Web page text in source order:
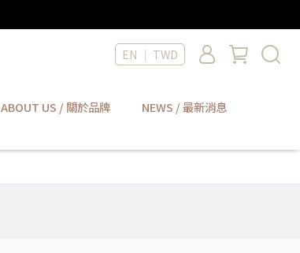
EN ｜ TWD
ABOUT US / 關於品牌
NEWS / 最新消息